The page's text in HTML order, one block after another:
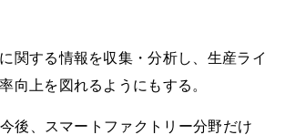
関する情報を収集・分析し、生産ライ
向上を図れるようにもする。
今後、スマートファクトリー分野だけ